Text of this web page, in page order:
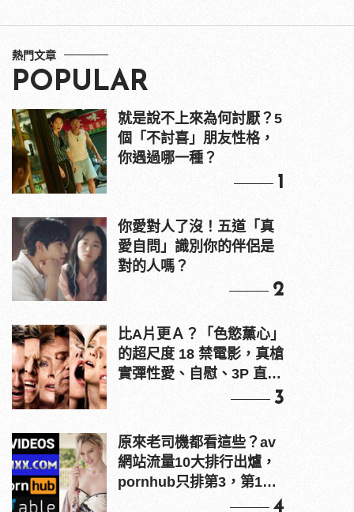
熱門文章
POPULAR
就是說不上來為何討厭？5
個「不討喜」朋友性格，
你遇過哪一種？
1
你愛對人了沒！五道「真
愛自問」識別你的伴侶是
對的人嗎？
2
比A片更Ａ？「色慾薰心」
的超尺度 18 禁電影，真槍
實彈性愛、自慰、3P 直接
3
原來老司機都看這些？av
網站流量10大排行出爐，
pornhub只排第3，第1名
4